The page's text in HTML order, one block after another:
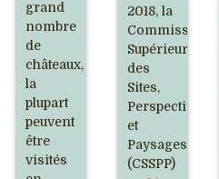
grand
nombre
de
châteaux,
la
plupart
peuvent
être
visités
2018, la
Commission
Supérieure
des
Sites,
Perspectives
et
Paysages
(CSSPP)